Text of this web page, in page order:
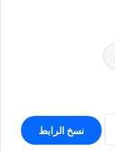
نسخ الرابط